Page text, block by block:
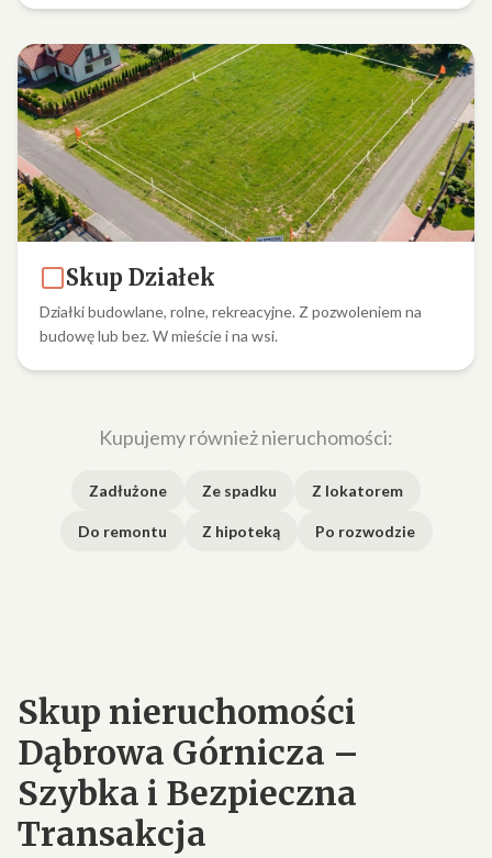
Skup Działek
Działki budowlane, rolne, rekreacyjne. Z pozwoleniem na
budowę lub bez. W mieście i na wsi.
Kupujemy również nieruchomości:
Zadłużone Ze spadku Z lokatorem
Do remontu Z hipoteką Po rozwodzie
Skup nieruchomości
Dąbrowa Górnicza –
Szybka i Bezpieczna
Transakcja